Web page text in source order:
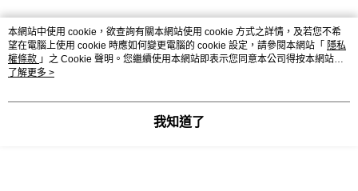
熱門標籤
本網站中使用 cookie，欲查詢有關本網站使用 cookie 方式之詳情，及若您不希
望在電腦上使用 cookie 時應如何變更電腦的 cookie 設定，請參閱本網站「 隱私
權條款 」之 Cookie 聲明。您繼續使用本網站即表示您同意本公司得按本網站使
用條款之 Cookie 聲明使用 cookie。
了解更多 >
我知道了